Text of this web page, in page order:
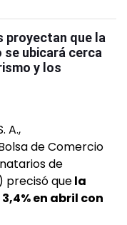
proyectan que la
ubicará cerca
y los
A.,
de Comercio
de
precisó quela
en abril con